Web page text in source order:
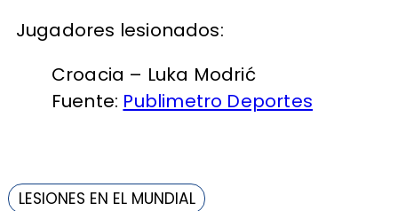
Jugadores lesionados:
Croacia – Luka Modrić
Fuente: Publimetro Deportes
LESIONES EN EL MUNDIAL